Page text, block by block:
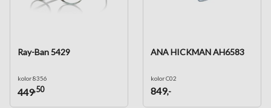
Ray-Ban 5429
kolor 8356
449,50
ANA HICKMAN AH6583
kolor C02
849,-